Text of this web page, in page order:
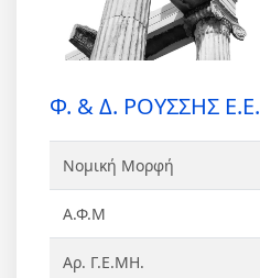
Φ. & Δ. ΡΟΥΣΣΗΣ Ε.Ε.
Νομική Μορφή
Α.Φ.Μ
Αρ. Γ.Ε.ΜΗ.